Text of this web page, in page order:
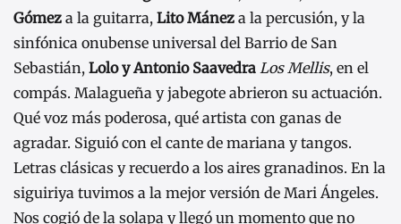
Gómez a la guitarra, Lito Mánez a la percusión, y la
sinfónica onubense universal del Barrio de San
Sebastián, Lolo y Antonio Saavedra Los Mellis, en el
compás. Malagueña y jabegote abrieron su actuación.
Qué voz más poderosa, qué artista con ganas de
agradar. Siguió con el cante de mariana y tangos.
Letras clásicas y recuerdo a los aires granadinos. En la
siguiriya tuvimos a la mejor versión de Mari Ángeles.
Nos cogió de la solapa y llegó un momento que no